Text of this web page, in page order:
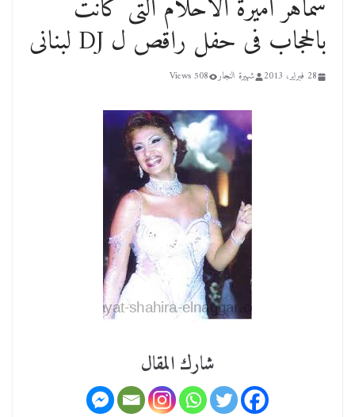
سماهر أميرة الأحلام التى كانت
بالحجاب فى حفل راقص ل DJ لبنانى
28 فبراير، 2013 شهيرة النجار 508 Views
شارك المقال